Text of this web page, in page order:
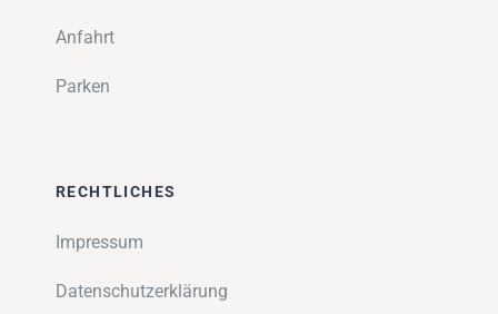
Anfahrt
Parken
RECHTLICHES
Impressum
Datenschutzerklärung